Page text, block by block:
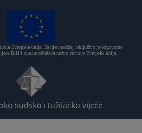
Evropska unija. Za njen sadržaj isključivo je odgovorno
BiH i ona ne odražava nužno stavove Evropske unije.
sudsko i tužilačko vijeće